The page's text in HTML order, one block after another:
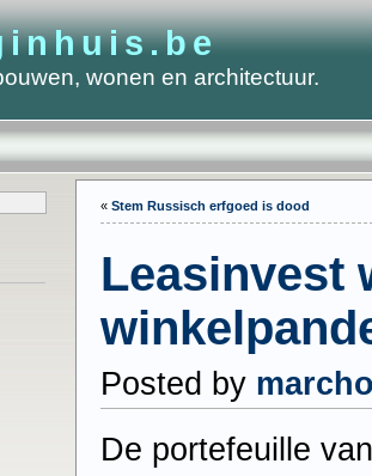
wonen en architectuur.
« Stem Russisch erfgoed is dood
Leasinvest
Posted by
De portefeuille